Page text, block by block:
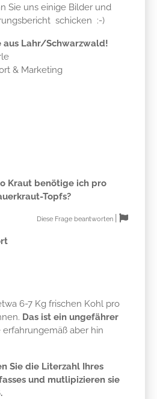
Sie uns einige Bilder und
schicken :-)
aus Lahr/Schwarzwald!
& Marketing
Kraut benötige ich pro
Topfs?
Diese Frage beantworten
6-7 Kg frischen Kohl pro
Das ist ein ungefährer
erfahrungemäß aber hin
Sie die Literzahl Ihres
und mutlipizieren sie